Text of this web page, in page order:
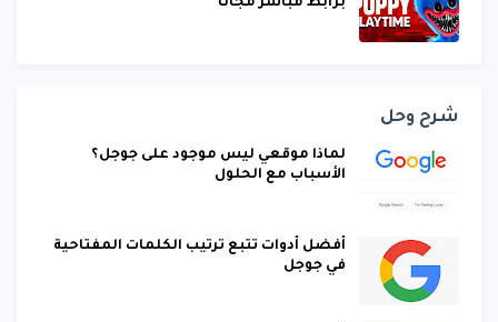
برابط مباشر مجانًا
شرح وحل
لماذا موقعي ليس موجود على جوجل؟
الأسباب مع الحلول
أفضل أدوات تتبع ترتيب الكلمات المفتاحية
في جوجل